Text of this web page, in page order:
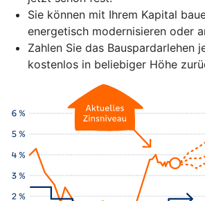
Sie können mit Ihrem Kapital
energetisch modernisieren oder
Zahlen Sie das Bauspardarlehen
kostenlos in beliebiger Höhe